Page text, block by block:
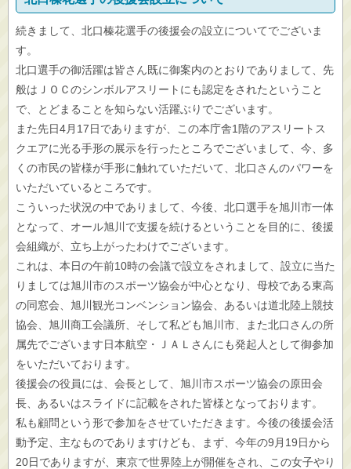
続きまして、北口榛花選手の後援会の設立についてでございま
す。
北口選手の御活躍は皆さん既に御案内のとおりでありまして、先
般はＪＯＣのシンボルアスリートにも認定をされたということ
で、とどまることを知らない活躍ぶりでございます。
また先日4月17日でありますが、この本庁舎1階のアスリートス
クエアに光る手形の展示を行ったところでございまして、今、多
くの市民の皆様が手形に触れていただいて、北口さんのパワーを
いただいているところです。
こういった状況の中でありまして、今後、北口選手を旭川市一体
となって、オール旭川で支援を続けるということを目的に、後援
会組織が、立ち上がったわけでございます。
これは、本日の午前10時の会議で設立をされまして、設立に当た
りましては旭川市のスポーツ協会が中心となり、母校である東高
の同窓会、旭川観光コンベンション協会、あるいは道北陸上競技
協会、旭川商工会議所、そして私ども旭川市、また北口さんの所
属先でございます日本航空・ＪＡＬさんにも発起人として御参加
をいただいております。
後援会の役員には、会長として、旭川市スポーツ協会の原田会
長、あるいはスライドに記載をされた皆様となっております。
私も顧問という形で参加をさせていただきます。今後の後援会活
動予定、主なものでありますけども、まず、今年の9月19日から
20日でありますが、東京で世界陸上が開催をされ、この女子やり